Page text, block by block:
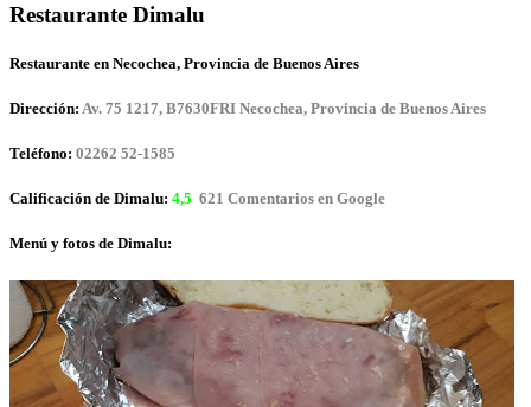
Restaurante Dimalu
Restaurante en Necochea, Provincia de Buenos Aires
Dirección: Av. 75 1217, B7630FRI Necochea, Provincia de Buenos Aires
Teléfono: 02262 52-1585
Calificación de Dimalu: 4,5 621 Comentarios en Google
Menú y fotos de Dimalu: